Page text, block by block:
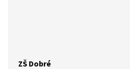
ZŠ Dobré